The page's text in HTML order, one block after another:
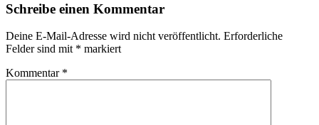
Schreibe einen Kommentar
Deine E-Mail-Adresse wird nicht veröffentlicht. Erforderliche
Felder sind mit * markiert
Kommentar *